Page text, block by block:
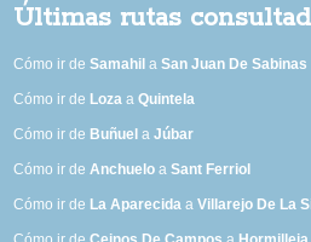
Últimas rutas
Cómo ir deSamahil aSan Juan De Sabinas
Cómo ir de Loza aQuintela
Cómo ir de Buñuel aJúbar
Cómo ir deAnchuelo aSant Ferriol
Cómo ir de La Aparecida aVillarejo De La